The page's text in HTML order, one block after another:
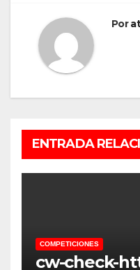
Por
ENTRADA
COMPETICIONES
cw-check-